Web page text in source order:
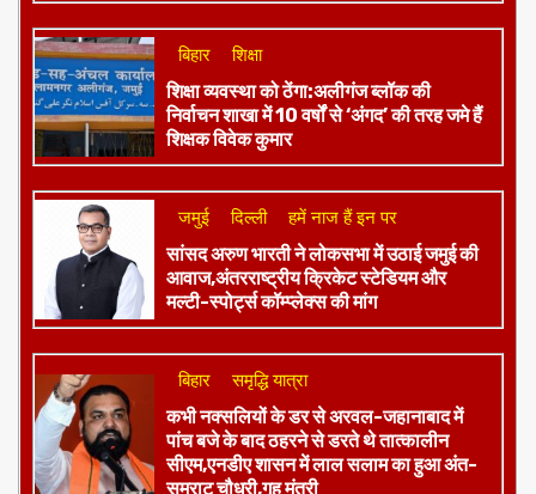
बिहार शिक्षा
शिक्षा व्यवस्था को ठेंगा:अलीगंज ब्लॉक की
निर्वाचन शाखा में 10 वर्षों से ‘अंगद’ की तरह जमे हैं
शिक्षक विवेक कुमार
जमुई दिल्ली हमें नाज हैं इन पर
​सांसद अरुण भारती ने लोकसभा में उठाई जमुई की
आवाज,अंतरराष्ट्रीय क्रिकेट स्टेडियम और
मल्टी-स्पोर्ट्स कॉम्प्लेक्स की मांग
बिहार समृद्धि यात्रा
कभी नक्सलियों के डर से अरवल-जहानाबाद में
पांच बजे के बाद ठहरने से डरते थे तात्कालीन
सीएम,एनडीए शासन में लाल सलाम का हुआ अंत-
सम्राट चौधरी,गृह मंत्री